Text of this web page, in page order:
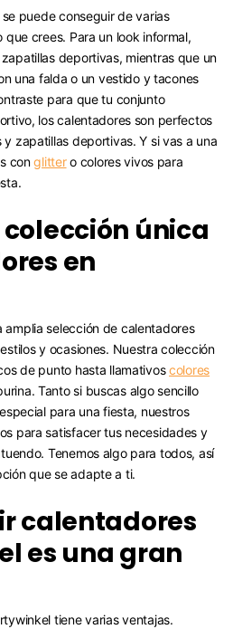
puede conseguir de varias
que crees. Para un look informal,
deportivas, mientras que un
una falda o un vestido y tacones
para que tu conjunto
los calentadores son perfectos
zapatillas deportivas. Y si vas a una
conglittero colores vivos para
única
en
amplia selección de calentadores
y ocasiones. Nuestra colección
de punto hasta llamativoscolores
Tanto si buscas algo sencillo
para una fiesta, nuestros
para satisfacer tus necesidades y
Tenemos algo para todos, así
que se adapte a ti.
calentadores
es una gran
tiene varias ventajas.